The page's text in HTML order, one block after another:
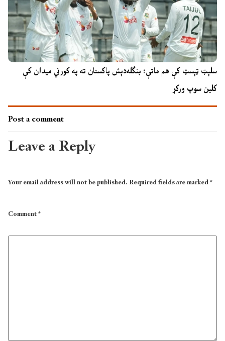
سلېټ ټېسټ کې هم ماتې؛ بنګله‌دېش پاکستان ته په کورني میدان کې
کلین سوپ ورکړ
Post a comment
Leave a Reply
Your email address will not be published.Required fields are marked*
Comment*